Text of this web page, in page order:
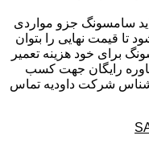
سامسونگ جزو مواردی
قیمت نهایی را بتوان
برای خود هزینه تعمیر
رایگان جهت کسب
شرکت داودیه تماس